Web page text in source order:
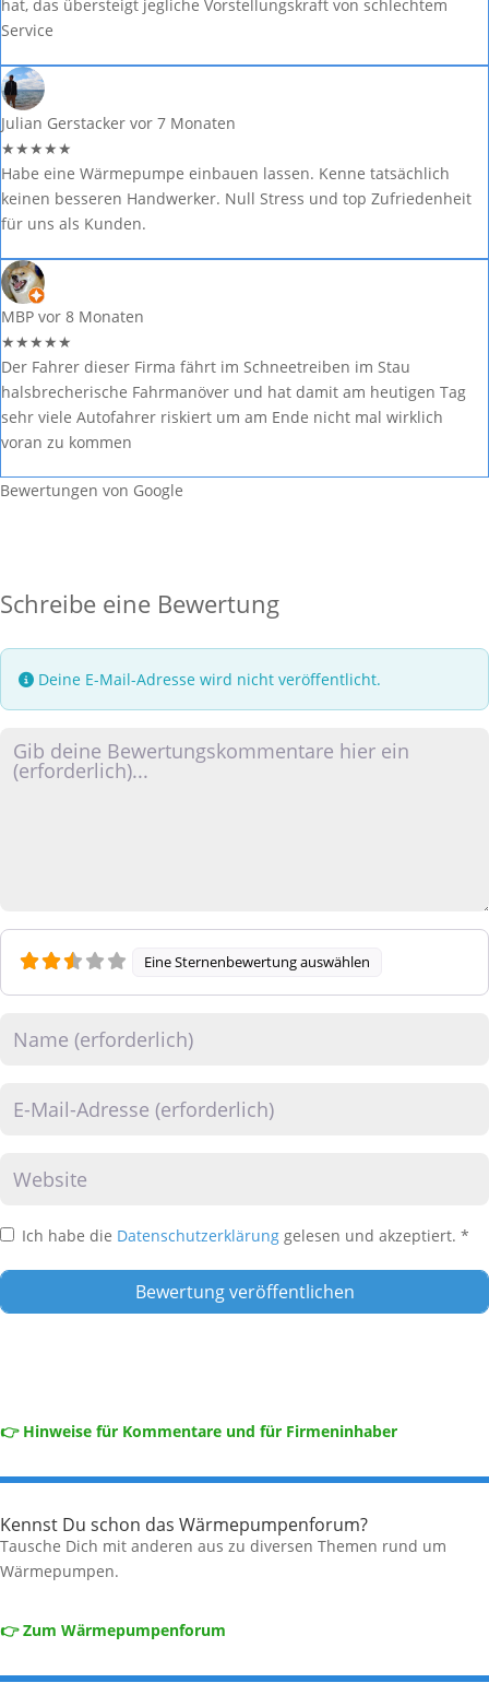
hat, das übersteigt jegliche Vorstellungskraft von schlechtem
Service
Julian Gerstacker vor 7 Monaten
★★★★★
Habe eine Wärmepumpe einbauen lassen. Kenne tatsächlich
keinen besseren Handwerker. Null Stress und top Zufriedenheit
für uns als Kunden.
MBP vor 8 Monaten
★★★★★
Der Fahrer dieser Firma fährt im Schneetreiben im Stau
halsbrecherische Fahrmanöver und hat damit am heutigen Tag
sehr viele Autofahrer riskiert um am Ende nicht mal wirklich
voran zu kommen
Bewertungen von Google
Schreibe eine Bewertung
Deine E-Mail-Adresse wird nicht veröffentlicht.
Rezensionstext
Eine Sternenbewertung auswählen
Ich habe die Datenschutzerklärung gelesen und akzeptiert. *
👉 Hinweise für Kommentare und für Firmeninhaber
Kennst Du schon das Wärmepumpenforum?
Tausche Dich mit anderen aus zu diversen Themen rund um
Wärmepumpen.
👉 Zum Wärmepumpenforum